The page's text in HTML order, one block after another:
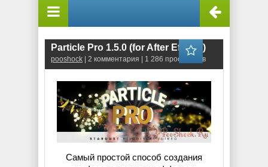
Particle Pro 1.5.0 (for After Effects)
pooshock | 2 комментария | 1 286 просмотров
Самый простой способ создания